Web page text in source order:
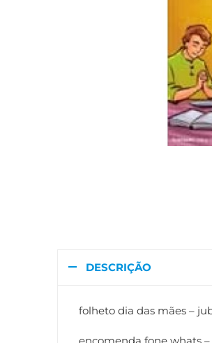
DESCRIÇÃO
folheto dia das mães –